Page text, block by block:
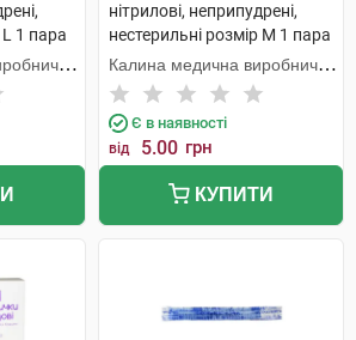
L 1 пара
нітрилові, неприпудрені,
нестерильні розмір M 1 пара
Калина медична виробнича
компанія
Є в наявності
від 5.00 грн
КУПИТИ